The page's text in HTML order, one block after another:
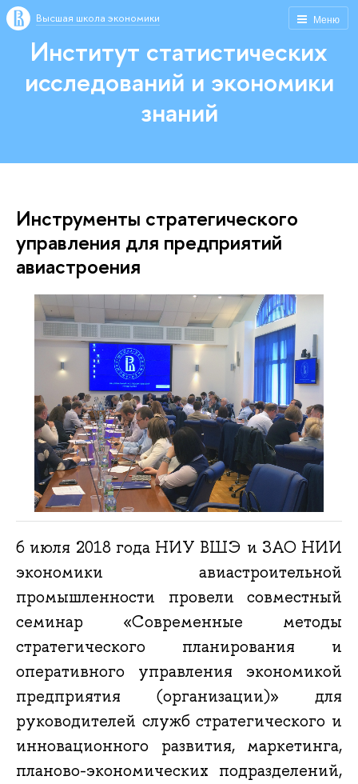
Меню
Высшая школа экономики
Институт статистических
исследований и экономики
знаний
Инструменты стратегического
управления для предприятий
авиастроения
6 июля 2018 года НИУ ВШЭ и ЗАО НИИ
экономики авиастроительной
промышленности провели совместный
семинар «Современные методы
стратегического планирования и
оперативного управления экономикой
предприятия (организации)» для
руководителей служб стратегического и
инновационного развития, маркетинга,
планово-экономических подразделений,